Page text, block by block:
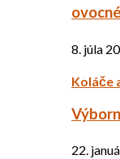
8. júla
Koláče
22.